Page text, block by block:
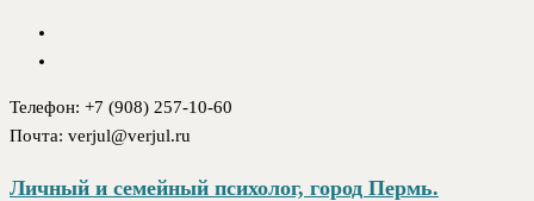
Телефон: +7 (908) 257-10-60
Почта: verjul@verjul.ru
Личный и семейный психолог, город Пермь.